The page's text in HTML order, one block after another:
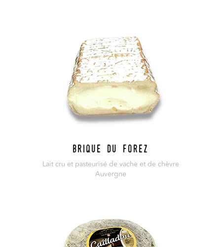
Brique du Forez
Lait cru et pasteurisé de vache et de chèvre
Auvergne